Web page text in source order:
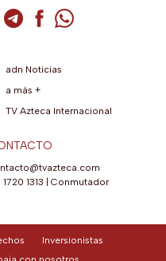
Twitter (se abre en una
Instagram (se abre en una
de TikTok (se abre en
de YouTube (se abre
Cuenta de Telegram (se
Cuenta de
Cuenta de
adn Noticias
a más +
TV Azteca Internacional
1313
Conmutador
Inversionistas